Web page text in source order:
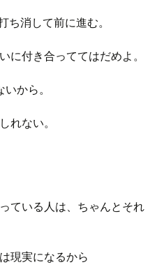
ち消して前に進む。
付き合っててはだめよ。
から。
れない。
ている人は、ちゃんとそれ
現実になるから